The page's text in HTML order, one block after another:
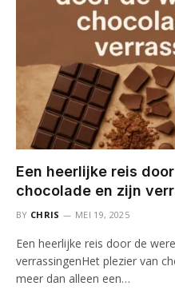
Een heerlijke reis
chocolade en zijn
BY CHRIS MEI 19, 2025
Een heerlijke reis door de
verrassingenHet plezier van
meer dan alleen een…